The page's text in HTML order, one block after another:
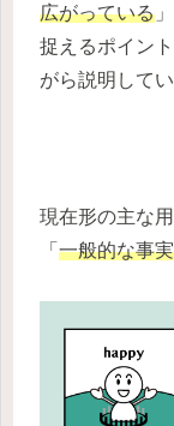
広がっている
捉えるポイン
がら説明してい
現在形の主な用
「 一般的な事